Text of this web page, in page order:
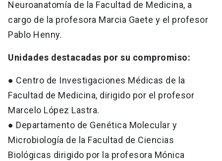
Neuroanatomía de la Facultad de Medicina, a
cargo de la profesora Marcia Gaete y el profesor
Pablo Henny.
Unidades destacadas por su compromiso:
● Centro de Investigaciones Médicas de la
Facultad de Medicina, dirigido por el profesor
Marcelo López Lastra.
● Departamento de Genética Molecular y
Microbiología de la Facultad de Ciencias
Biológicas dirigido por la profesora Mónica